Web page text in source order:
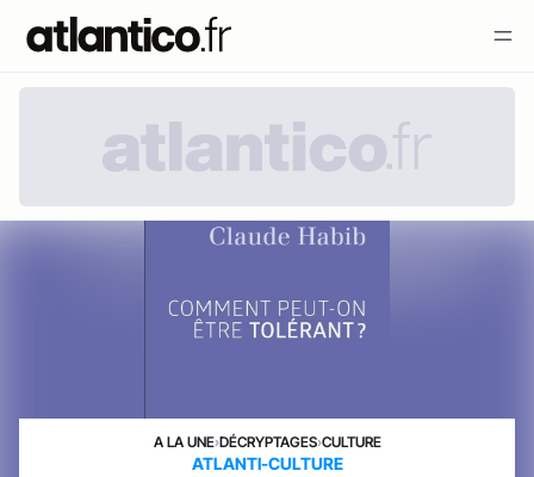
A LA UNE›DÉCRYPTAGES›CULTURE
ATLANTI-CULTURE